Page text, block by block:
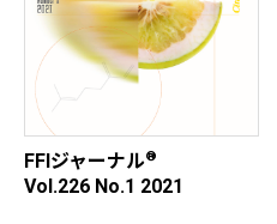
FFIジャーナル®
Vol.226 No.1 2021